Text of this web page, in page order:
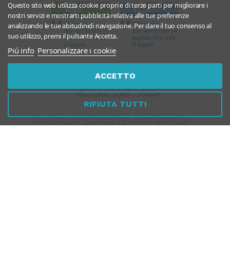
Questo sito web utilizza cookie propri e di terze parti per migliorare i
nostri servizi e mostrarti pubblicità relativa alle tue preferenze
analizzando le tue abitudinidi navigazione. Per dare il tuo consenso al
suo utilizzo, premi il pulsante Accetta.
Piú info Personalizzare i cookie
RIFIUTA TUTTI
ACCETTO
Per verificare che Tuttomeopatia è una Farmacia Online